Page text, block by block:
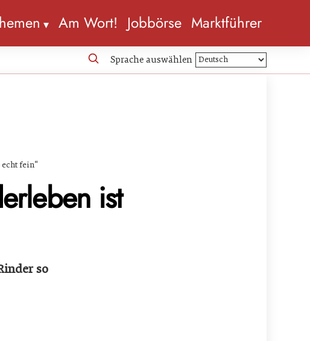
Am Wort! Jobbörse Marktführer
Sprache auswählen
fein“
ist
so